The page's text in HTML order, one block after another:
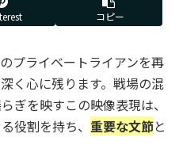
コピー
プライベートライアンを再
く心に残ります。戦場の混
ぎを映すこの映像表現は、
役割を持ち、 重要な文節と